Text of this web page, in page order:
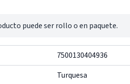
puede ser rollo o en paquete.
7500130404936
Turquesa